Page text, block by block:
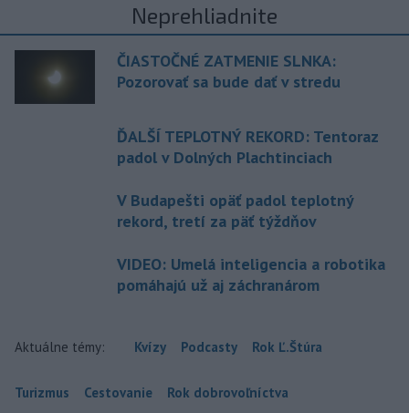
Neprehliadnite
ČIASTOČNÉ ZATMENIE SLNKA:
Pozorovať sa bude dať v stredu
ĎALŠÍ TEPLOTNÝ REKORD: Tentoraz
padol v Dolných Plachtinciach
V Budapešti opäť padol teplotný
rekord, tretí za päť týždňov
VIDEO: Umelá inteligencia a robotika
pomáhajú už aj záchranárom
Aktuálne témy: Kvízy Podcasty Rok Ľ.Štúra
Turizmus Cestovanie Rok dobrovoľníctva